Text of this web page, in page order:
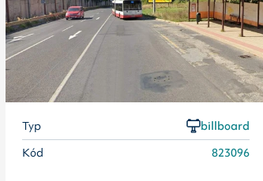
Typ
billboard
Kód
823096